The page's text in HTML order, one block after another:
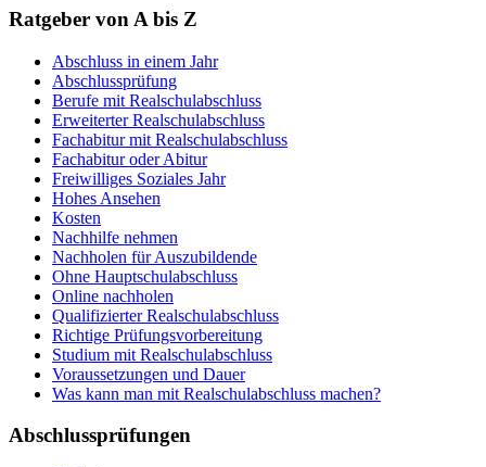
Ratgeber von A bis Z
Abschluss in einem Jahr
Abschlussprüfung
Berufe mit Realschulabschluss
Erweiterter Realschulabschluss
Fachabitur mit Realschulabschluss
Fachabitur oder Abitur
Freiwilliges Soziales Jahr
Hohes Ansehen
Kosten
Nachhilfe nehmen
Nachholen für Auszubildende
Ohne Hauptschulabschluss
Online nachholen
Qualifizierter Realschulabschluss
Richtige Prüfungsvorbereitung
Studium mit Realschulabschluss
Voraussetzungen und Dauer
Was kann man mit Realschulabschluss machen?
Abschlussprüfungen